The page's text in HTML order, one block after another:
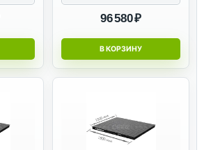
96 580 ₽
В КОРЗИНУ